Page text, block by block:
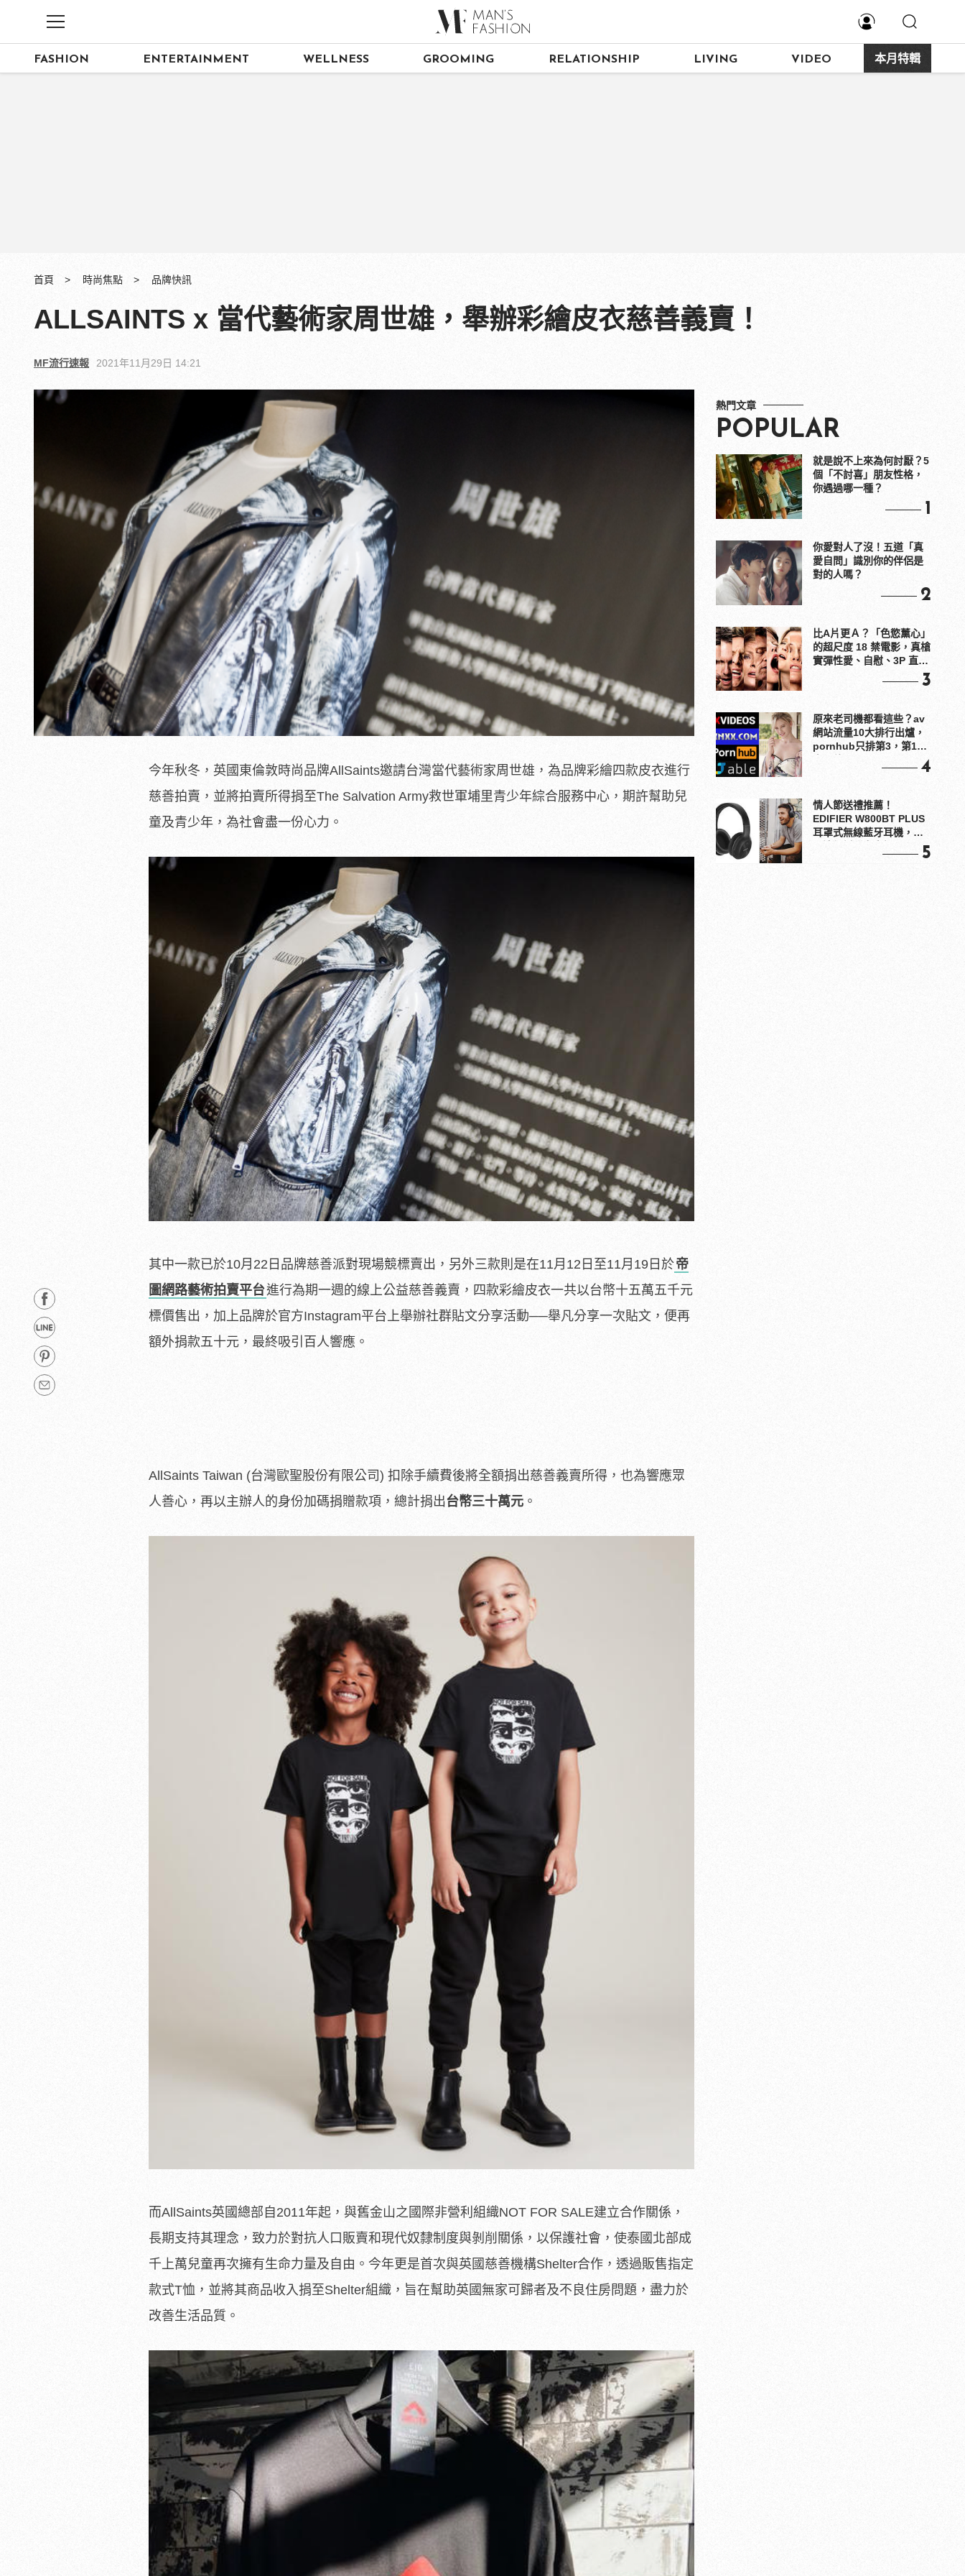
FASHION ENTERTAINMENT WELLNESS GROOMING RELATIONSHIP LIVING VIDEO 本月特輯
首頁 時尚焦點 品牌快訊
ALLSAINTS x 當代藝術家周世雄，舉辦彩繪皮衣慈善義賣！
MF流行速報 2021年11月29日 14:21
今年秋冬，英國東倫敦時尚品牌AllSaints邀請台灣當代藝術家周世雄，為品牌彩繪四款皮衣進行
慈善拍賣，並將拍賣所得捐至The Salvation Army救世軍埔里青少年綜合服務中心，期許幫助兒
童及青少年，為社會盡一份心力。
其中一款已於10月22日品牌慈善派對現場競標賣出，另外三款則是在11月12日至11月19日於帝
圖網路藝術拍賣平台進行為期一週的線上公益慈善義賣，四款彩繪皮衣一共以台幣十五萬五千元
標價售出，加上品牌於官方Instagram平台上舉辦社群貼文分享活動──舉凡分享一次貼文，便再
額外捐款五十元，最終吸引百人響應。
AllSaints Taiwan (台灣歐聖股份有限公司) 扣除手續費後將全額捐出慈善義賣所得，也為響應眾
人善心，再以主辦人的身份加碼捐贈款項，總計捐出台幣三十萬元 。
而AllSaints英國總部自2011年起，與舊金山之國際非營利組織NOT FOR SALE建立合作關係，
長期支持其理念，致力於對抗人口販賣和現代奴隸制度與剝削關係，以保護社會，使泰國北部成
千上萬兒童再次擁有生命力量及自由。今年更是首次與英國慈善機構Shelter合作，透過販售指定
款式T恤，並將其商品收入捐至Shelter組織，旨在幫助英國無家可歸者及不良住房問題，盡力於
改善生活品質。
熱門文章
POPULAR
就是說不上來為何討厭？5
個「不討喜」朋友性格，
你遇過哪一種？
1
你愛對人了沒！五道「真
愛自問」識別你的伴侶是
對的人嗎？
2
比A片更Ａ？「色慾薰心」
的超尺度 18 禁電影，真槍
實彈性愛、自慰、3P 直接
3
原來老司機都看這些？av
網站流量10大排行出爐，
pornhub只排第3，第1名
4
情人節送禮推薦！
EDIFIER W800BT PLUS
耳罩式無線藍牙耳機，在
5